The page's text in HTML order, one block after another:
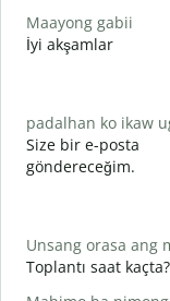
Maayong gabii
İyi akşamlar
padalhan ko ikaw
Size bir e-posta
göndereceğim.
Unsang orasa ang
Toplantı saat kaçta?